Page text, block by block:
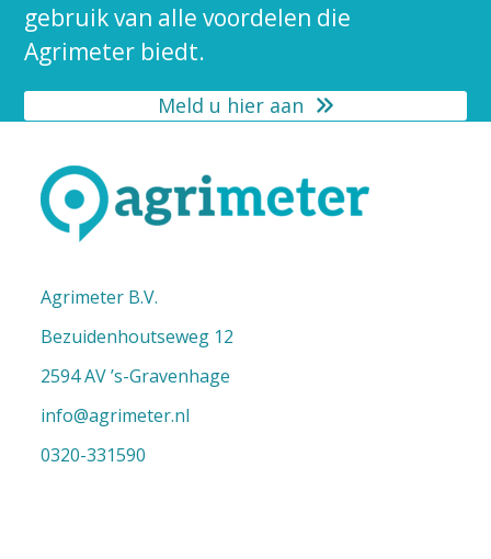
gebruik van alle voordelen die
Agrimeter biedt.
Meld u hier aan
Agrimeter B.V.
Bezuidenhoutseweg 12
2594 AV ’s-Gravenhage
info@agrimeter.nl
0320-331590